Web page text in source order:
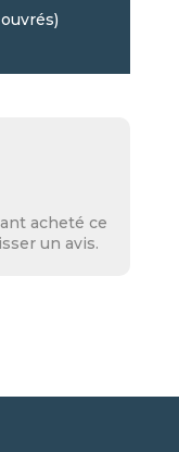
acheté ce
un avis.